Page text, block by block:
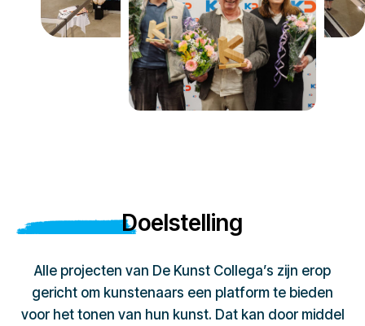
Doelstelling
Alle projecten van De Kunst Collega’s zijn erop
gericht om kunstenaars een platform te bieden
voor het tonen van hun kunst. Dat kan door middel